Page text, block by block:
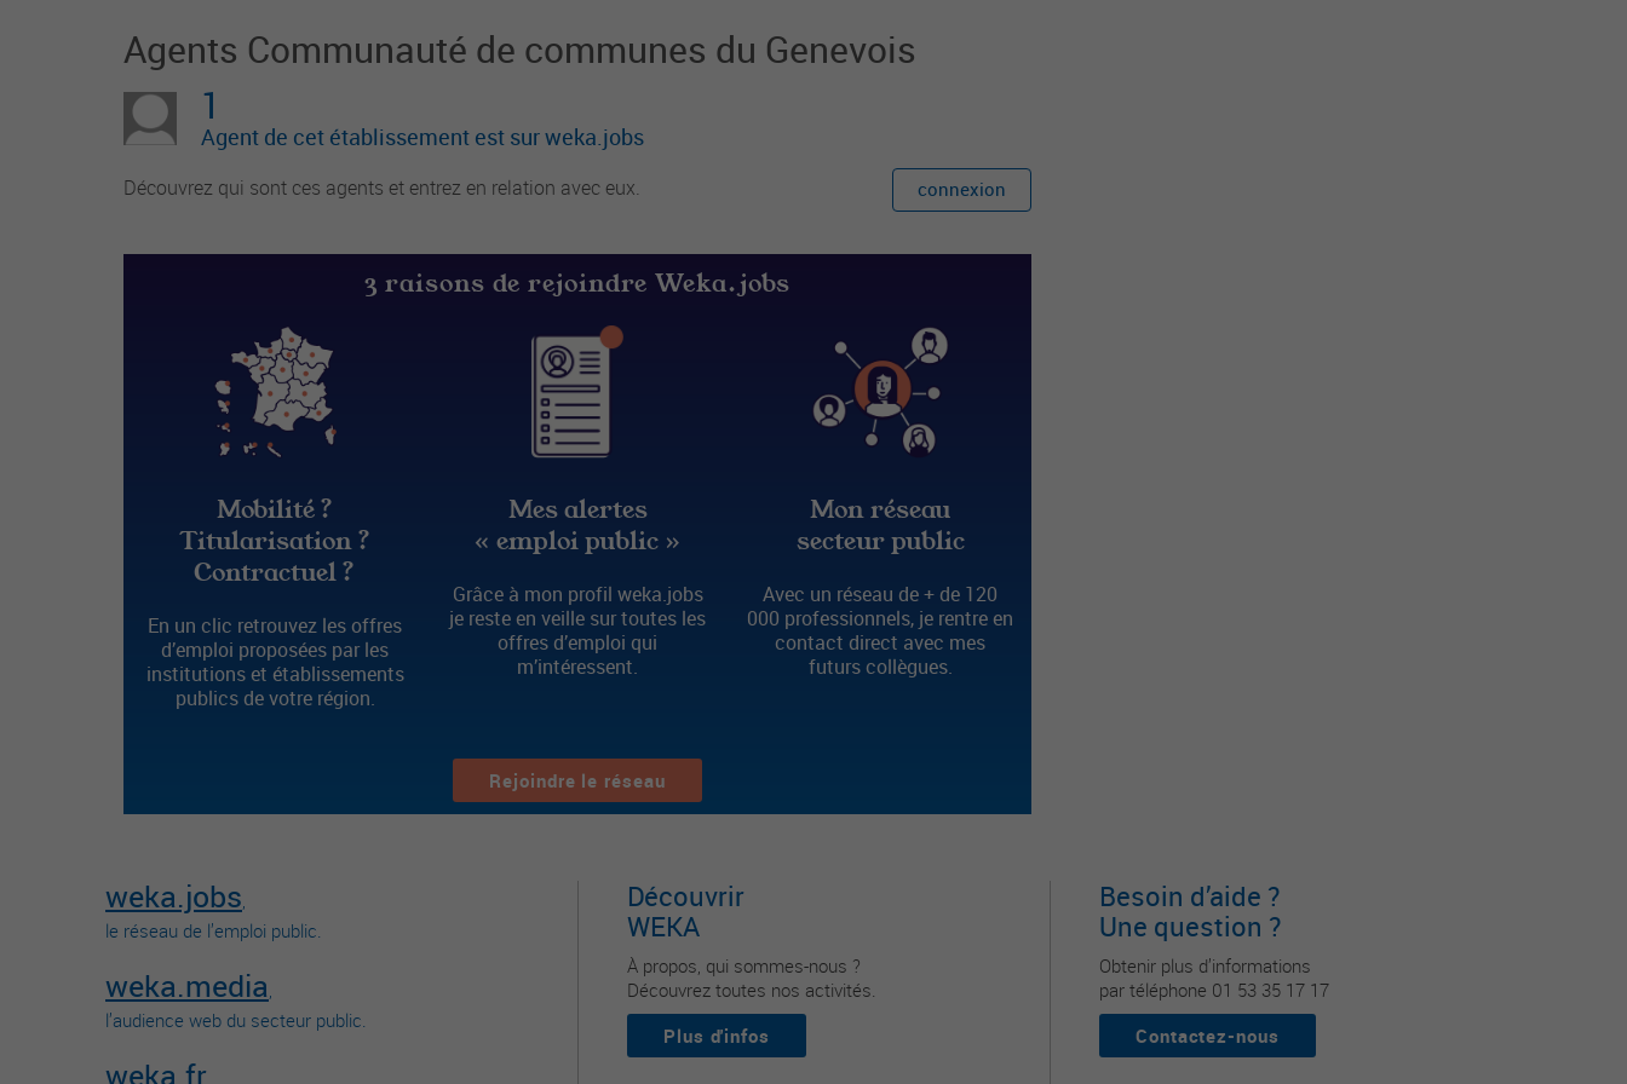
Agents Communauté de communes du Genevois
1
Agent de cet établissement est sur weka.jobs
Découvrez qui sont ces agents et entrez en relation avec eux. connexion
3 raisons de rejoindre Weka.jobs
Mobilité ?
Titularisation ?
Contractuel ?
En un clic retrouvez les offres
d’emploi proposées par les
institutions et établissements
publics de votre région.
Mes alertes
« emploi public »
Grâce à mon profil weka.jobs
je reste en veille sur toutes les
offres d’emploi qui
m’intéressent.
Mon réseau
secteur public
Avec un réseau de + de 120
000 professionnels, je rentre en
contact direct avec mes
futurs collègues.
Rejoindre le réseau
weka.jobs,
le réseau de l’emploi public.
weka.media,
l’audience web du secteur public.
weka.fr
Découvrir
WEKA
À propos, qui sommes-nous ?
Découvrez toutes nos activités.
Plus d'infos
Besoin d’aide ?
Une question ?
Obtenir plus d’informations
par téléphone 01 53 35 17 17
Contactez-nous